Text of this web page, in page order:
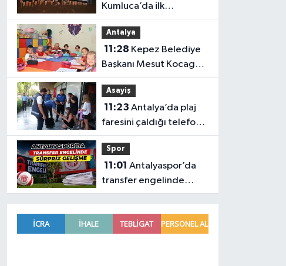
Kumluca’da ilk
karşılaşma
Antalya
11:28
Başkanı Mesut Kocagöz
ailelerin sorununa
çözüm arıyor
Asayiş
11:23
faresini çaldığı telefon
ele verdi
Spor
11:01
transfer engelinde
sürpriz gelişme